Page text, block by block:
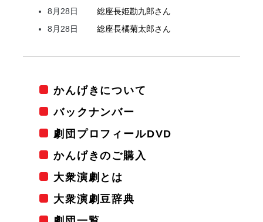
8月28日
総座長姫勘九郎さん
8月28日
総座長橘菊太郎さん
かんげきについて
バックナンバー
劇団プロフィールDVD
かんげきのご購入
大衆演劇とは
大衆演劇豆辞典